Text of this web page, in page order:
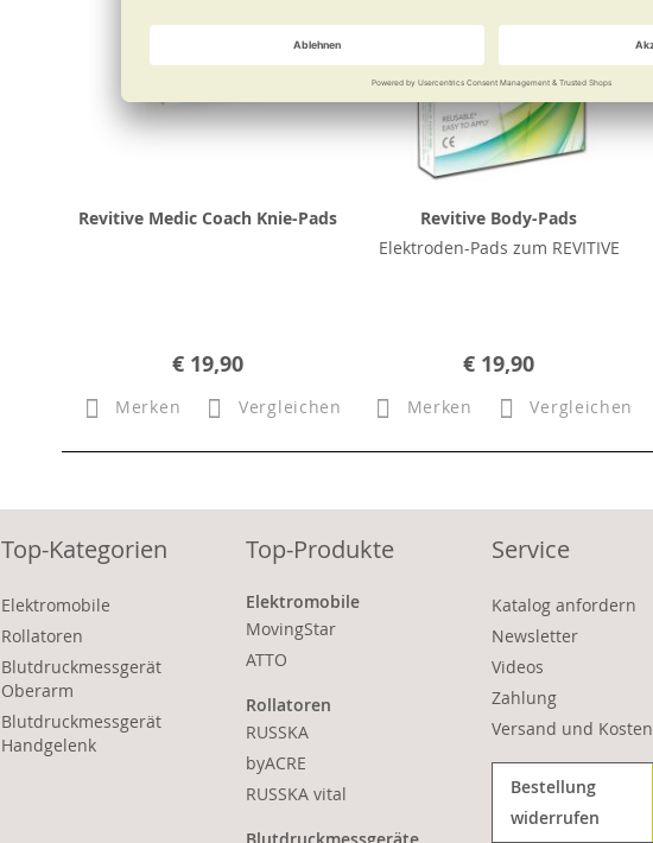
Revitive Medic Coach Knie-Pads
€ 19,90
Merken Vergleichen
Revitive Body-Pads
Elektroden-Pads zum REVITIVE
€ 19,90
Merken Vergleichen
Top-Kategorien
Elektromobile
Rollatoren
Blutdruckmessgerät
Oberarm
Blutdruckmessgerät
Handgelenk
Top-Produkte
Elektromobile
MovingStar
ATTO
Rollatoren
RUSSKA
byACRE
RUSSKA vital
Service
Katalog anfordern
Newsletter
Videos
Zahlung
Versand und Kosten
Bestellung
widerrufen